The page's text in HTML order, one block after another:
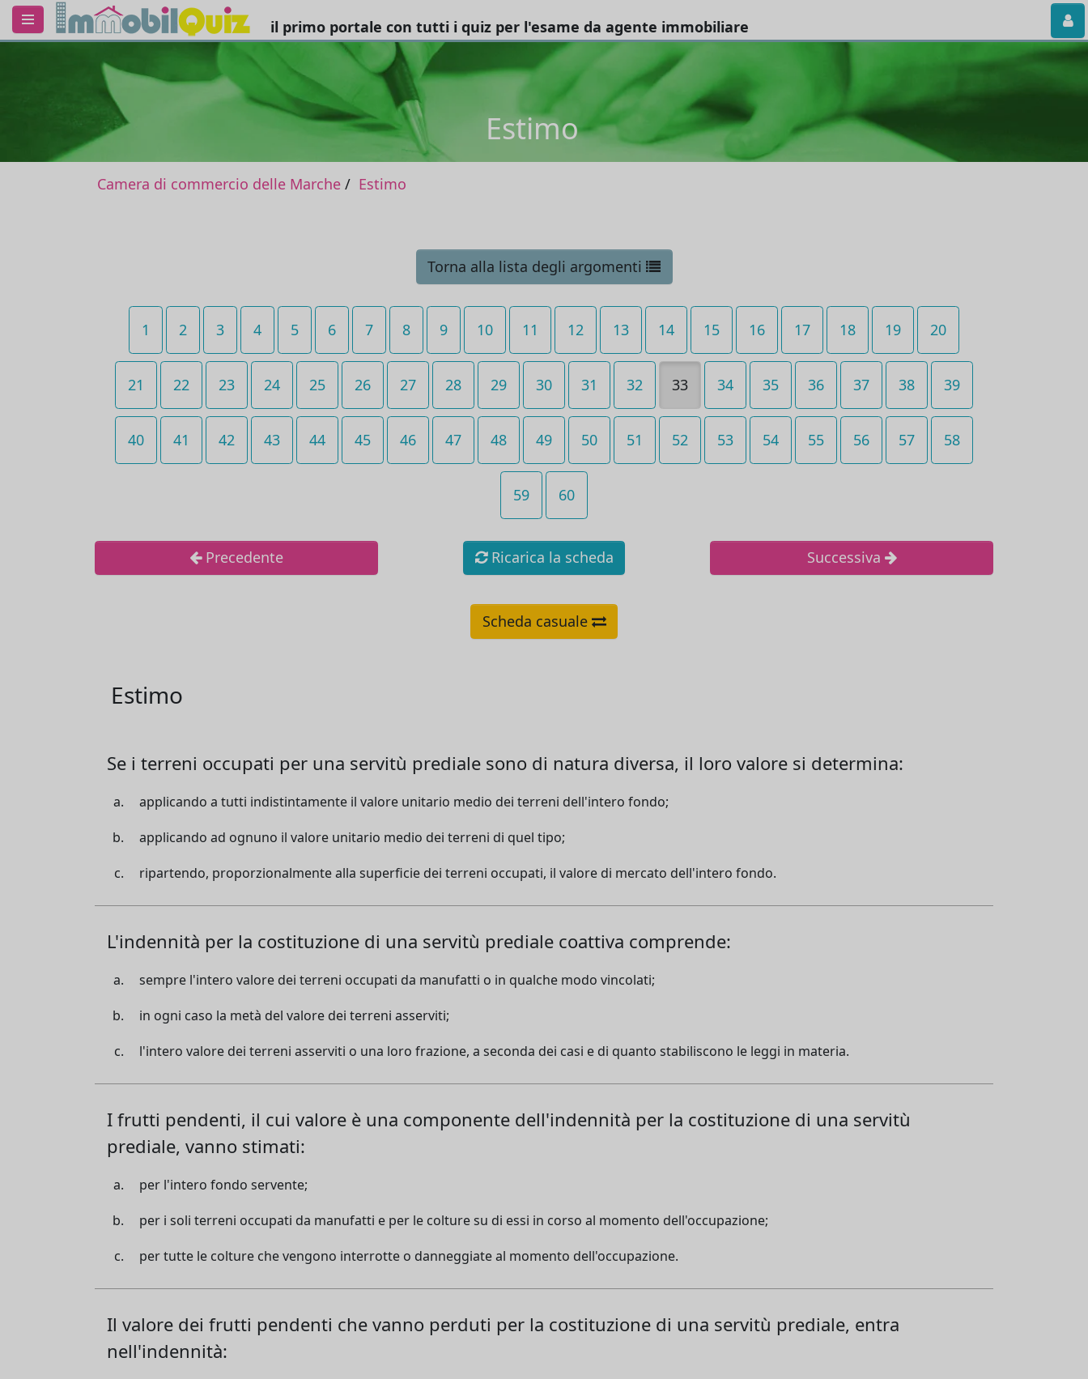
il primo portale con tutti i quiz per l'esame da agente immobiliare
Estimo
Camera di commercio delle Marche Estimo
Torna alla lista degli argomenti
1 2 3 4 5 6 7 8 9 10 11 12 13 14 15 16 17 18 19 20
21 22 23 24 25 26 27 28 29 30 31 32 33 34 35 36 37 38 39
40 41 42 43 44 45 46 47 48 49 50 51 52 53 54 55 56 57 58
59 60
Precedente Ricarica la scheda Successiva
Scheda casuale
Estimo
Se i terreni occupati per una servitù prediale sono di natura diversa, il loro valore si determina:
applicando a tutti indistintamente il valore unitario medio dei terreni dell'intero fondo;
applicando ad ognuno il valore unitario medio dei terreni di quel tipo;
ripartendo, proporzionalmente alla superficie dei terreni occupati, il valore di mercato dell'intero fondo.
L'indennità per la costituzione di una servitù prediale coattiva comprende:
sempre l'intero valore dei terreni occupati da manufatti o in qualche modo vincolati;
in ogni caso la metà del valore dei terreni asserviti;
l'intero valore dei terreni asserviti o una loro frazione, a seconda dei casi e di quanto stabiliscono le leggi in materia.
I frutti pendenti, il cui valore è una componente dell'indennità per la costituzione di una servitù
prediale, vanno stimati:
per l'intero fondo servente;
per i soli terreni occupati da manufatti e per le colture su di essi in corso al momento dell'occupazione;
per tutte le colture che vengono interrotte o danneggiate al momento dell'occupazione.
Il valore dei frutti pendenti che vanno perduti per la costituzione di una servitù prediale, entra
nell'indennità: